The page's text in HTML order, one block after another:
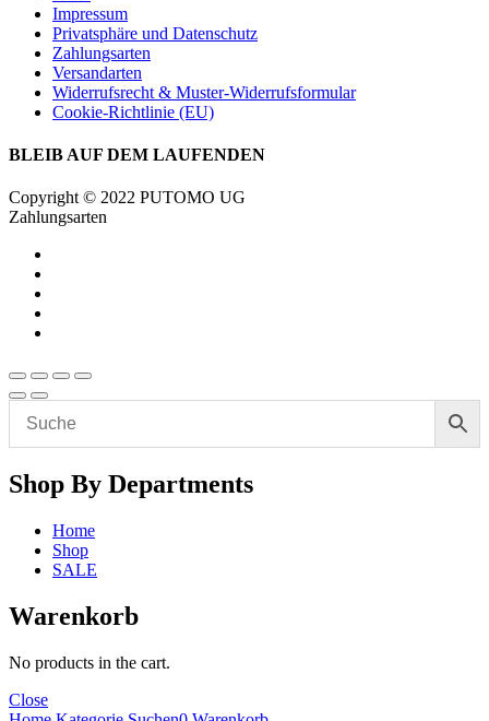
Impressum
Privatsphäre und Datenschutz
Zahlungsarten
Versandarten
Widerrufsrecht & Muster-Widerrufsformular
Cookie-Richtlinie (EU)
BLEIB AUF DEM LAUFENDEN
Copyright © 2022 PUTOMO UG
Zahlungsarten
Shop By Departments
Home
Shop
SALE
Warenkorb
No products in the cart.
Close